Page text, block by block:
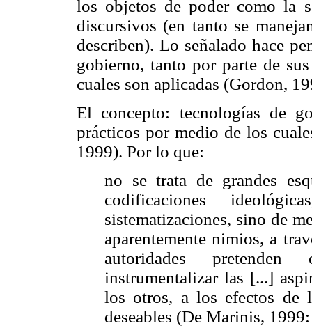
los objetos de poder como la
discursivos (en tanto se
describen). Lo señalado hace
gobierno, tanto por parte de
cuales son aplicadas (Gordon,
El concepto: tecnologías de
prácticos por medio de los
1999). Por lo que:
no se trata de grandes
codificaciones
sistematizaciones, sino de
aparentemente nimios, a
autoridades
instrumentalizar las [...]
los otros, a los efectos de
deseables (De Marinis,